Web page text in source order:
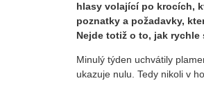
hlasy volající po krocích,
poznatky a požadavky,
Nejde totiž o to, jak rychle
Minulý týden uchvátily
ukazuje nulu. Tedy nikoli v